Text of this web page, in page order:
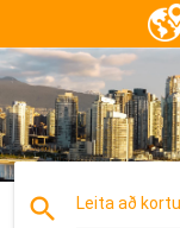
search Leita að